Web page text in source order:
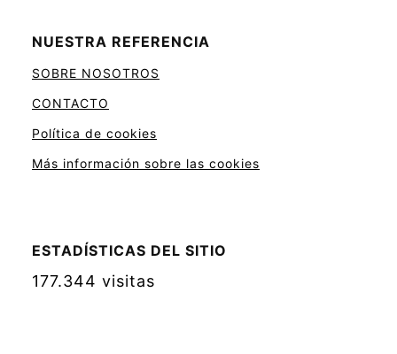
NUESTRA REFERENCIA
SOBRE NOSOTROS
CONTACTO
Política de cookies
Más información sobre las cookies
ESTADÍSTICAS DEL SITIO
177.344 visitas